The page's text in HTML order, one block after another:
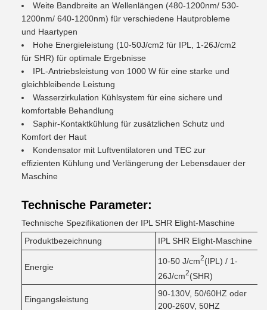
Weite Bandbreite an Wellenlängen (480-1200nm/ 530-
1200nm/ 640-1200nm) für verschiedene Hautprobleme
und Haartypen
Hohe Energieleistung (10-50J/cm2 für IPL, 1-26J/cm2
für SHR) für optimale Ergebnisse
IPL-Antriebsleistung von 1000 W für eine starke und
gleichbleibende Leistung
Wasserzirkulation Kühlsystem für eine sichere und
komfortable Behandlung
Saphir-Kontaktkühlung für zusätzlichen Schutz und
Komfort der Haut
Kondensator mit Luftventilatoren und TEC zur
effizienten Kühlung und Verlängerung der Lebensdauer der
Maschine
Technische Parameter:
Technische Spezifikationen der IPL SHR Elight-Maschine
Produktbezeichnung
IPL SHR Elight-Maschine
Energie
10-50 J/cm2(IPL) / 1-
26J/cm2(SHR)
Eingangsleistung
90-130V, 50/60HZ oder
200-260V, 50HZ